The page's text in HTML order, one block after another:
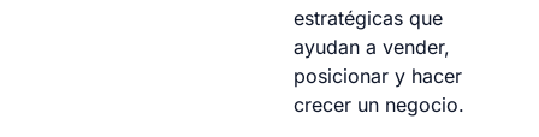
estratégicas que
ayudan a vender,
posicionar y hacer
crecer un negocio.